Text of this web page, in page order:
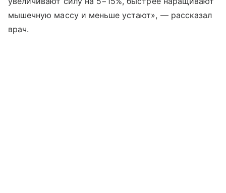
мышечную массу и меньше устают», — рассказал
врач.